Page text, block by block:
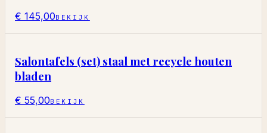
€ 145,00BEKIJK
Salontafels (set) staal met recycle houten
bladen
€ 55,00BEKIJK